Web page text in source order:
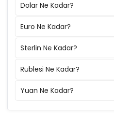
Dolar Ne Kadar?
Euro Ne Kadar?
Sterlin Ne Kadar?
Rublesi Ne Kadar?
Yuan Ne Kadar?